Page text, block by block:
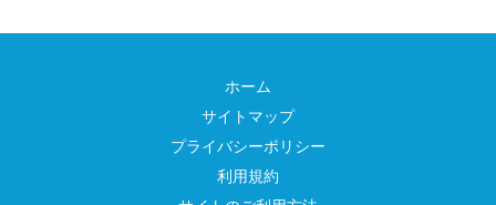
ホーム
サイトマップ
プライバシーポリシー
利用規約